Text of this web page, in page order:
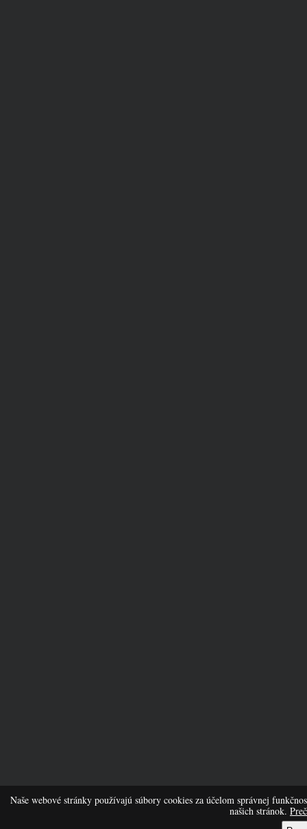
Naše webové stránky používajú súbory cookies za účelom správnej
našich stránok.